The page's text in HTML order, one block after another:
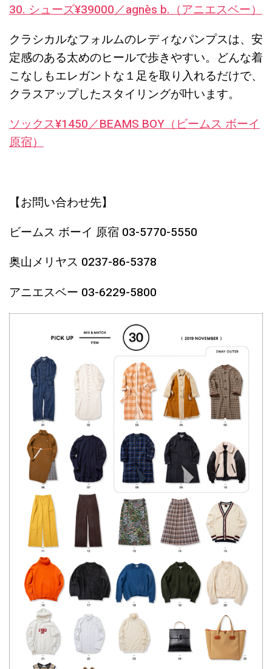
30. シューズ¥39000／agnès b.（アニエスベー）
クラシカルなフォルムのレディなパンプスは、安
定感のある太めのヒールで歩きやすい。どんな着
こなしもエレガントな１足を取り入れるだけで、
クラスアップしたスタイリングが叶います。
ソックス¥1450／BEAMS BOY（ビームス ボーイ
原宿）
【お問い合わせ先】
ビームス ボーイ 原宿 03-5770-5550
奥山メリヤス 0237-86-5378
アニエスベー 03-6229-5800